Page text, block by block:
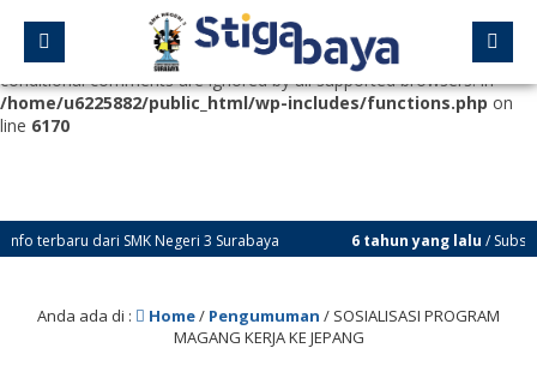
Deprecated
: Function WP_Dependencies->add_data() was called
with an argument that is
deprecated
since version 6.9.0! IE
conditional comments are ignored by all supported browsers. in
/home/u6225882/public_html/wp-includes/functions.php on
line 6170
dari SMK Negeri 3 Surabaya 6 tahun yang lalu/ Subscribe
Anda ada di : Home/ Pengumuman / SOSIALISASI PROGRAM
MAGANG KERJA KE JEPANG